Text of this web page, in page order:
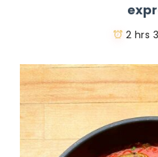
2 hrs